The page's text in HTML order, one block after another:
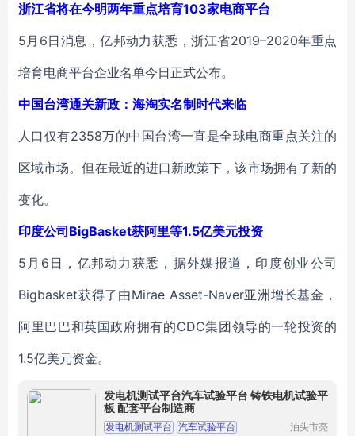
浙江省将在今明两年重点培育103家电商平台
5月6日消息，亿邦动力获悉，浙江省2019–2020年重点
培育电商平台企业名单今日正式公布。
中国台湾通关新政：海淘实名制时代来临
人口仅有2358万的中国台湾一直是全球电商重点关注的
区域市场。但在最近的进口新政策下，该市场拥有了新的
变化。
印度公司BigBasket获阿里等1.5亿美元投资
5月6日，亿邦动力获悉，据外媒报道，印度创业公司
Bigbasket获得了由Mirae Asset-Naver亚洲增长基金，
阿里巴巴和英国政府拥有的CDC集团领导的一轮投资的
1.5亿美元资金。
发电机测试平台汽车试验平台 铸铁电机试验平
板 配套平台制造商
发电机测试平台 汽车试验平台
泊头市亮